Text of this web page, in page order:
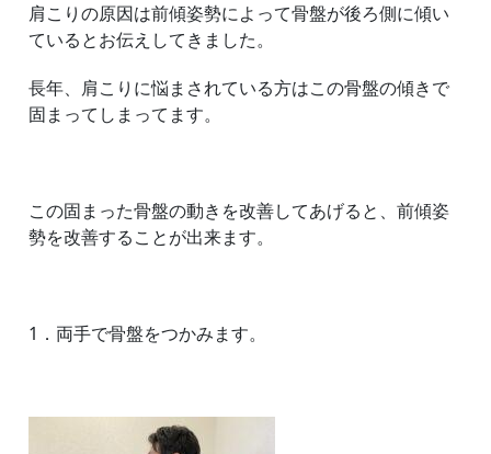
肩こりの原因は前傾姿勢によって骨盤が後ろ側に傾い
ているとお伝えしてきました。
長年、肩こりに悩まされている方はこの骨盤の傾きで
固まってしまってます。
この固まった骨盤の動きを改善してあげると、前傾姿
勢を改善することが出来ます。
1．両手で骨盤をつかみます。